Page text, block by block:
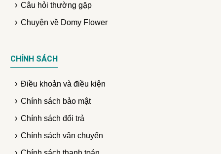
Câu hỏi thường gặp
Chuyện về Domy Flower
CHÍNH SÁCH
Điều khoản và điều kiện
Chính sách bảo mật
Chính sách đổi trả
Chính sách vận chuyển